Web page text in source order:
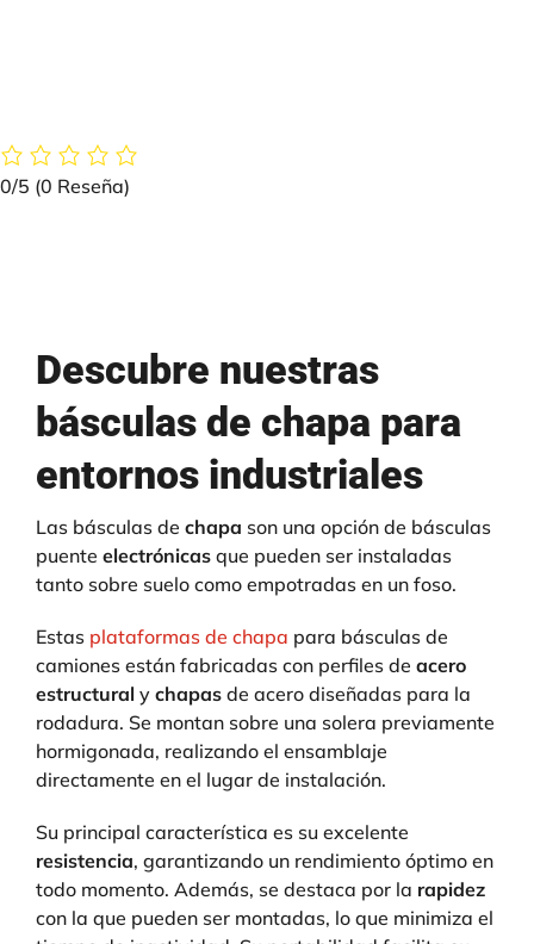
0/5 (0 Reseña)
Descubre nuestras
básculas de chapa para
entornos industriales
Las básculas de chapa son una opción de básculas
puente electrónicasque pueden ser instaladas
tanto sobre suelo como empotradas en un foso.
Estas plataformas de chapa para básculas de
camiones están fabricadas con perfiles de acero
estructural y chapasde acero diseñadas para la
rodadura. Se montan sobre una solera previamente
hormigonada, realizando el ensamblaje
directamente en el lugar de instalación.
Su principal característica es su excelente
resistencia, garantizando un rendimiento óptimo en
todo momento. Además, se destaca por la rapidez
con la que pueden ser montadas, lo que minimiza el